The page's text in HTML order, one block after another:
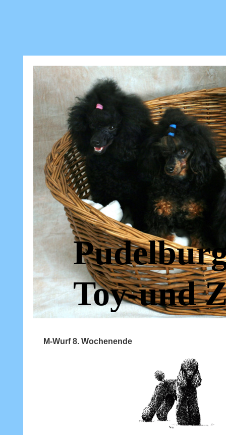
Toy-und
M-Wurf 8. Wochenende